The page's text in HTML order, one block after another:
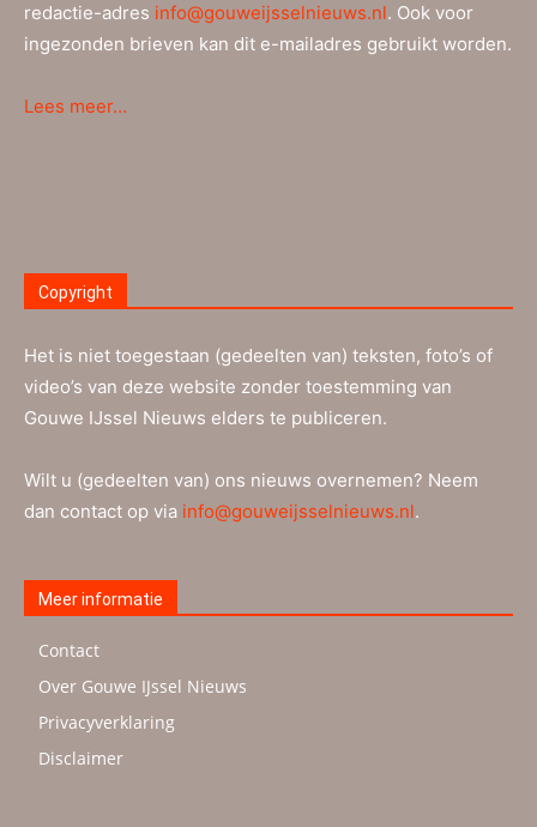
redactie-adres info@gouweijsselnieuws.nl. Ook voor
ingezonden brieven kan dit e-mailadres gebruikt worden.
Lees meer…
Copyright
Het is niet toegestaan (gedeelten van) teksten, foto’s of
video’s van deze website zonder toestemming van
Gouwe IJssel Nieuws elders te publiceren.
Wilt u (gedeelten van) ons nieuws overnemen? Neem
dan contact op via info@gouweijsselnieuws.nl.
Meer informatie
Contact
Over Gouwe IJssel Nieuws
Privacyverklaring
Disclaimer